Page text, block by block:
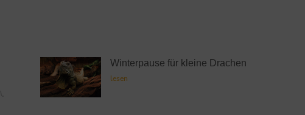
Winterpause für kleine Drachen
lesen